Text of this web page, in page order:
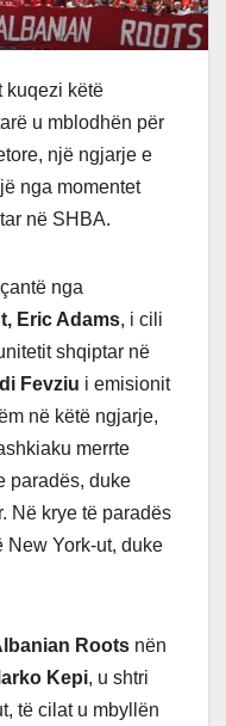
kuqezi këtë
u mblodhën për
një ngjarje e
nga momentet
në SHBA.
nga
Eric Adams, i cili
shqiptar në
Fevziu i emisionit
në këtë ngjarje,
merrte
paradës, duke
Në krye të paradës
New York-ut, duke
Roots nën
Kepi, u shtri
të cilat u mbyllën